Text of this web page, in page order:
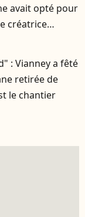
avait opté pour
créatrice
: Vianney a fêté
retirée de
le chantier